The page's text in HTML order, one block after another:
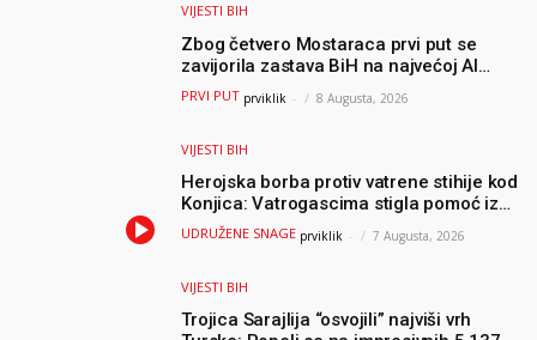
VIJESTI BIH
Zbog četvero Mostaraca prvi put se
zavijorila zastava BiH na najvećoj AI
olimpijadi, a sada je njihov mentor
postao član komiteta Međunarodne
PRVI PUT prviklik - 8 Augusta, 2026
VIJESTI BIH
Herojska borba protiv vatrene stihije kod
Konjica: Vatrogascima stigla pomoć iz
Sarajeva, helikopteri i Air Tractori
UDRUŽENE SNAGE prviklik - 7 Augusta, 2026
VIJESTI BIH
Trojica Sarajlija “osvojili” najviši vrh